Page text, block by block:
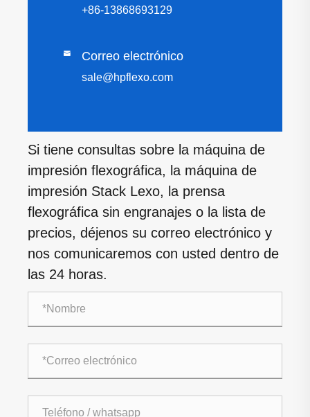
+86-13868693129
 Correo electrónico
sale@hpflexo.com
Si tiene consultas sobre la máquina de
impresión flexográfica, la máquina de
impresión Stack Lexo, la prensa
flexográfica sin engranajes o la lista de
precios, déjenos su correo electrónico y
nos comunicaremos con usted dentro de
las 24 horas.